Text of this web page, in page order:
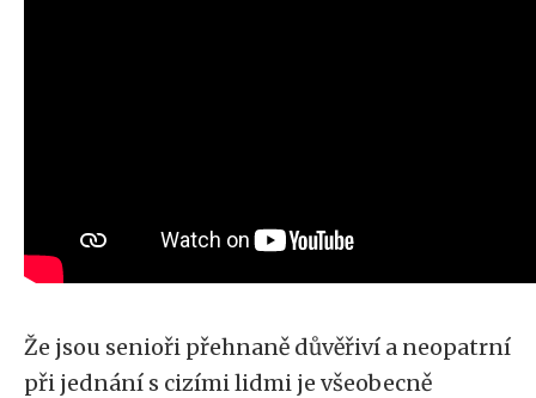
Že jsou senioři přehnaně důvěřiví a neopatrní
při jednání s cizími lidmi je všeobecně